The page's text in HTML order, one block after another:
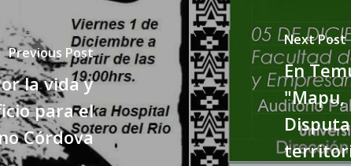
Previous Post
la vida y
para el
Córdova
Next Post
En
"Mapu,